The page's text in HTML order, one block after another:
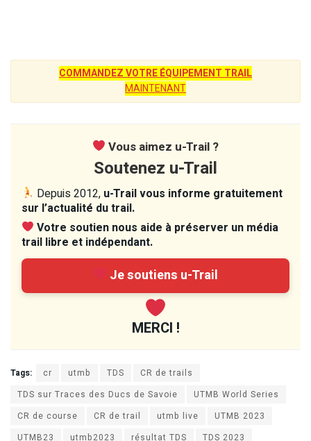
COMMANDEZ VOTRE ÉQUIPEMENT TRAIL
MAINTENANT
Vous aimez u-Trail ?
Soutenez u-Trail
Depuis 2012, u-Trail vous informe gratuitement
sur l’actualité du trail.
Votre soutien nous aide à préserver un média
trail libre et indépendant.
Je soutiens u-Trail
MERCI !
Tags: cr utmb TDS
CR de trails
TDS sur Traces des Ducs de Savoie
UTMB World Series
CR de course
CR de trail utmb live
UTMB 2023
UTMB23
utmb2023 résultat TDS TDS 2023